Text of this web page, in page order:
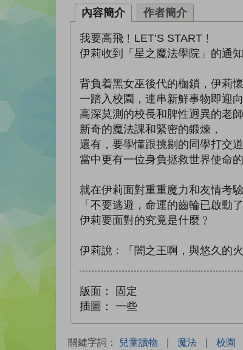
內容簡介 作者簡介
我要高飛﹗LET’S START﹗
伊莉收到「星之魔法學院」的通
背負着黑女巫後代的枷鎖，伊莉
一踏入校園，連串新鮮事物即
高深莫測的校長和脾性迥異的老師
新奇的魔法課和緊密的鍛煉，
還有，要學懂跟挑剔的同學打交道
當中更有一位身負拯救世界使命
就在伊莉面對重重魔力和友情
「不要逃避，命運的齒輪已啟
伊莉要面對的究竟是什麼﹖
伊莉說﹕「闇之王啊，與悠久
版面：
固定
插圖：
一些
關鍵字詞： 兒童讀物 | 魔法 | 校園